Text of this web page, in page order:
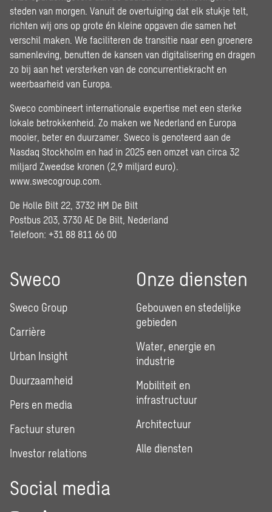
steden van morgen. Vanuit de overtuiging dat elk stukje telt,
richten wij ons op grote én kleine opgaven die samen het
verschil maken. We faciliteren de transitie naar een groenere
samenleving, benutten de kansen van digitalisering en dragen
zo bij aan het versterken van de concurrentiekracht en
weerbaarheid van Europa.
Sweco combineert internationale expertise met een sterke
lokale betrokkenheid. Zo maken we Nederland en Europa
mooier, beter en duurzamer. Sweco is genoteerd aan de
Nasdaq Stockholm en had in 2025 een omzet van circa 32
miljard Zweedse kronen (2,9 miljard euro).
www.swecogroup.com
De Holle Bilt 22, 3732 HM De Bilt
Postbus 203, 3730 AE De Bilt, Nederland
Telefoon: +31 88 811 66 00
Sweco
Sweco Group
Carrière
Urban Insight
Duurzaamheid
Pers en media
Factuur sturen
Investor relations
Onze diensten
Gebouwen en stedelijke
gebieden
Water, energie en
industrie
Mobiliteit en
infrastructuur
Architectuur
Alle diensten
Social media